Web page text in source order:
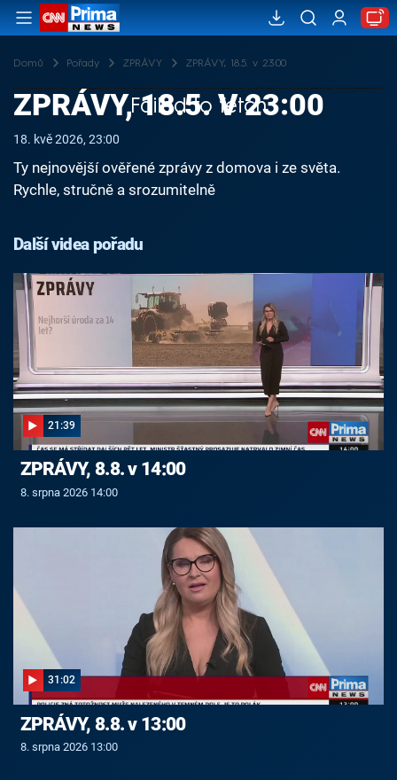
Domů Pořady ZPRÁVY ZPRÁVY, 18.5. v 23:00
Failed to fetch
ZPRÁVY, 18.5. V 23:00
18. kvě 2026, 23:00
Ty nejnovější ověřené zprávy z domova i ze světa.
Rychle, stručně a srozumitelně
Další videa pořadu
21:39
ZPRÁVY, 8.8. v 14:00
8. srpna 2026 14:00
31:02
ZPRÁVY, 8.8. v 13:00
8. srpna 2026 13:00